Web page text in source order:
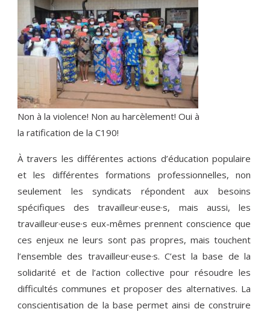
Non à la violence! Non au harcèlement! Oui à
la ratification de la C190!
À travers les différentes actions d’éducation populaire
et les différentes formations professionnelles, non
seulement les syndicats répondent aux besoins
spécifiques des travailleur·euse·s, mais aussi, les
travailleur·euse·s eux-mêmes prennent conscience que
ces enjeux ne leurs sont pas propres, mais touchent
l’ensemble des travailleur·euse·s. C’est la base de la
solidarité et de l’action collective pour résoudre les
difficultés communes et proposer des alternatives. La
conscientisation de la base permet ainsi de construire